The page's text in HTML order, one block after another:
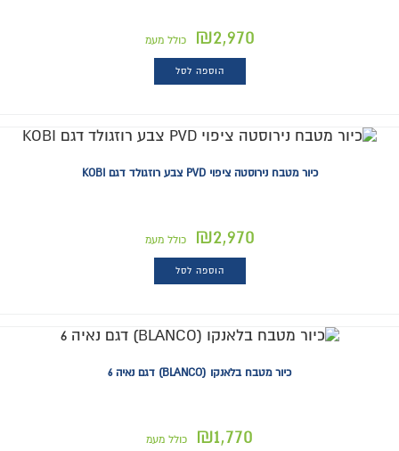
₪2,970 כולל מעמ
הוספה לסל
כיור מטבח נירוסטה ציפוי PVD צבע רוזגולד דגם KOBI
₪2,970 כולל מעמ
הוספה לסל
כיור מטבח בלאנקו (BLANCO) דגם נאיה 6
₪1,770 כולל מעמ